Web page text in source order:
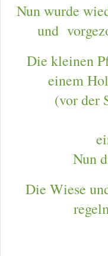
Nun wurde
und
Die kleinen
einem
(vor der
Nun
Die Wiese